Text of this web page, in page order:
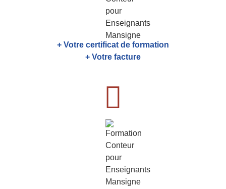
+ Votre certificat de formation
+ Votre facture